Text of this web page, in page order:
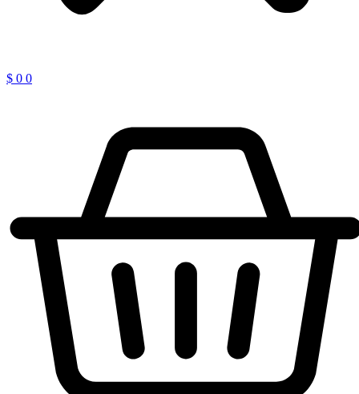
$ 0 0